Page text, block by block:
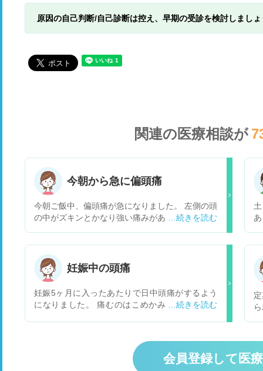
原因の自己判断/自己診断は控え、早期の受診を検討しましょ
関連の医療相談が
今朝から急に偏頭痛
今朝ご飯中、偏頭痛が急になりました。 左側の頭
の中がズキンとかなり強い痛みがあります。 昨夜
係なしに目が覚めました。) 一応、痛み止めを飲
みました。 肩こりはあります。 火曜日に病院に
行こうと思っていますが寝不足が原因の偏頭痛
は、あるのでしょうか？ 安静にしていても痛いで
す
妊娠中の頭痛
妊娠5ヶ月に入ったあたりで日中頭痛がするよう
になりました。 痛むのはこめかみの辺りだった
やデスクワークをしてる時に痛みが出やすいで
す。 次の健診は7月に入ってからになりますが、
病院を受診した方がいいのでしょうか。会員登録して医